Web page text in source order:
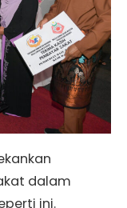
dalam
ini.